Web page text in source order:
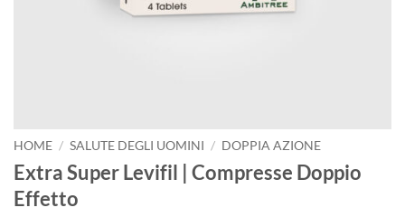
HOME / SALUTE DEGLI UOMINI / DOPPIA AZIONE
Extra Super Levifil | Compresse Doppio
Effetto